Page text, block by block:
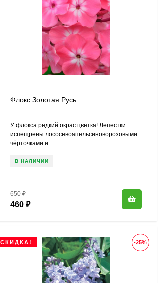
Флокс Золотая Русь
У флокса редкий окрас цветка! Лепестки
испещрены лососевоапельсиноворозовыми
чёрточками и...
В НАЛИЧИИ
650₽
460₽
-25%
СКИДКА!